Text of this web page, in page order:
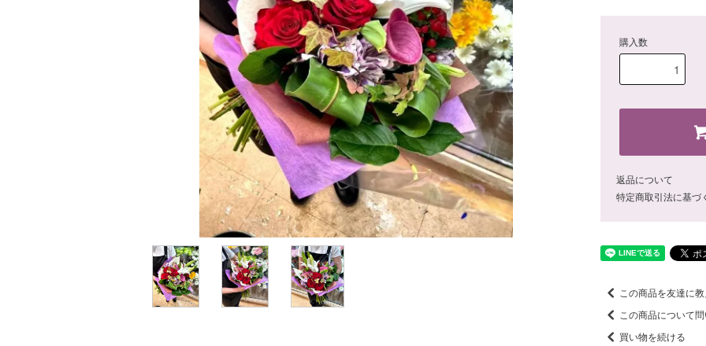
購入数
返品について
特定商取引法に基づ
この商品を友達に
この商品について
買い物を続ける